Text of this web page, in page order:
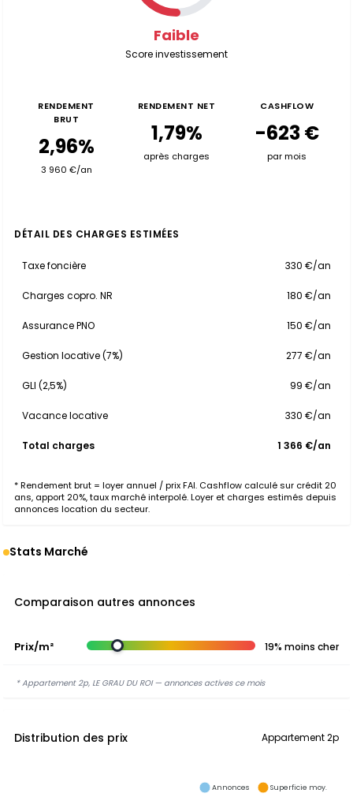
Faible
Score investissement
RENDEMENT
BRUT
2,96%
3 960 €/an
RENDEMENT NET
1,79%
après charges
CASHFLOW
-623 €
par mois
DÉTAIL DES CHARGES ESTIMÉES
Taxe foncière 330 €/an
Charges copro. NR 180 €/an
Assurance PNO 150 €/an
Gestion locative (7%) 277 €/an
GLI (2,5%) 99 €/an
Vacance locative 330 €/an
Total charges 1 366 €/an
* Rendement brut = loyer annuel / prix FAI. Cashflow calculé sur crédit 20
ans, apport 20%, taux marché interpolé. Loyer et charges estimés depuis
annonces location du secteur.
Stats Marché
Comparaison autres annonces
Prix/m² 19% moins cher
* Appartement 2p, LE GRAU DU ROI — annonces actives ce mois
Distribution des prix Appartement 2p
Annonces Superficie moy.